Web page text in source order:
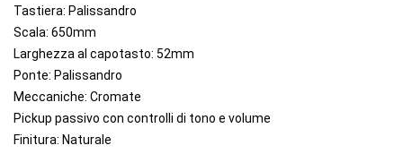
Tastiera: Palissandro
Scala: 650mm
Larghezza al capotasto: 52mm
Ponte: Palissandro
Meccaniche: Cromate
Pickup passivo con controlli di tono e volume
Finitura: Naturale